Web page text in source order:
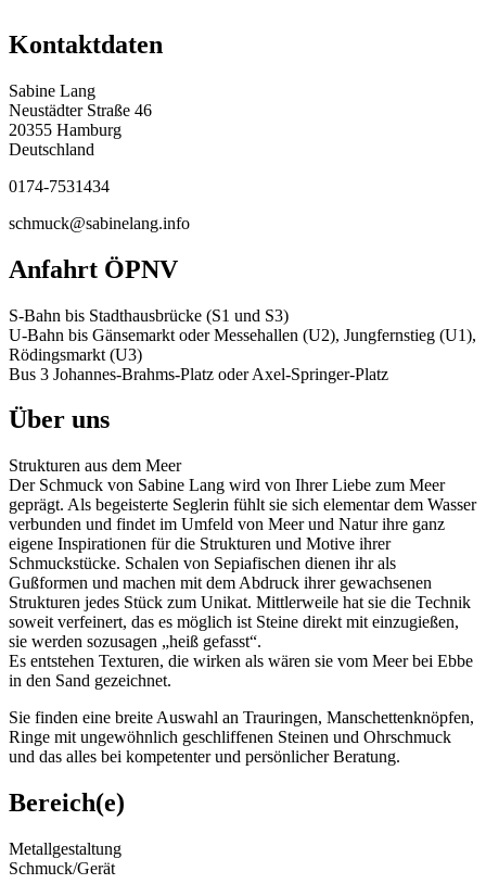
Kontaktdaten
Sabine Lang
Neustädter Straße 46
20355 Hamburg
Deutschland
0174-7531434
schmuck@sabinelang.info
Anfahrt ÖPNV
S-Bahn bis Stadthausbrücke (S1 und S3)
U-Bahn bis Gänsemarkt oder Messehallen (U2), Jungfernstieg (U1),
Rödingsmarkt (U3)
Bus 3 Johannes-Brahms-Platz oder Axel-Springer-Platz
Über uns
Strukturen aus dem Meer
Der Schmuck von Sabine Lang wird von Ihrer Liebe zum Meer
geprägt. Als begeisterte Seglerin fühlt sie sich ­elementar dem Wasser
verbunden und findet im Umfeld von Meer und Natur ihre ganz
eigene Inspirationen für die Strukturen und Motive ihrer
Schmuckstücke. Schalen von Sepiafischen dienen ihr als
Gußformen und machen mit dem Abdruck ihrer ­gewachsenen
Strukturen jedes Stück zum Unikat. ­Mittlerweile hat sie die Technik
soweit verfeinert, das es ­möglich ist Steine direkt mit einzugießen,
sie werden ­sozusagen „heiß gefasst“.
Es entstehen Texturen, die wirken als wären sie vom Meer bei Ebbe
in den Sand gezeichnet.
Sie finden eine breite Auswahl an Trauringen, Manschettenknöpfen,
Ringe mit ungewöhnlich geschliffenen Steinen und Ohrschmuck
und das alles bei kompetenter und persönlicher Beratung.
Bereich(e)
Metallgestaltung
Schmuck/Gerät